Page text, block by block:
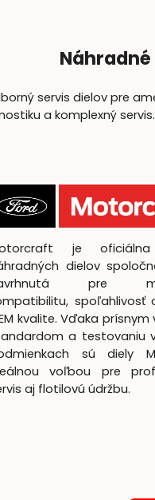
servis dielov pre
a komplexný
je oficiálna
dielov
pre
spoľahlivosť
kvalite. Vďaka prísnym
a testovaniu
sú diely
voľbou pre
aj flotilovú údržbu.